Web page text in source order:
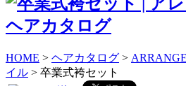
HOME > ヘアカタログ >
イル > 卒業式袴セット